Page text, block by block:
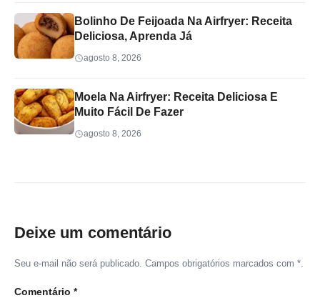
Bolinho De Feijoada Na Airfryer: Receita
Deliciosa, Aprenda Já
agosto 8, 2026
Moela Na Airfryer: Receita Deliciosa E
Muito Fácil De Fazer
agosto 8, 2026
Deixe um comentário
Seu e-mail não será publicado. Campos obrigatórios marcados com *.
Comentário *